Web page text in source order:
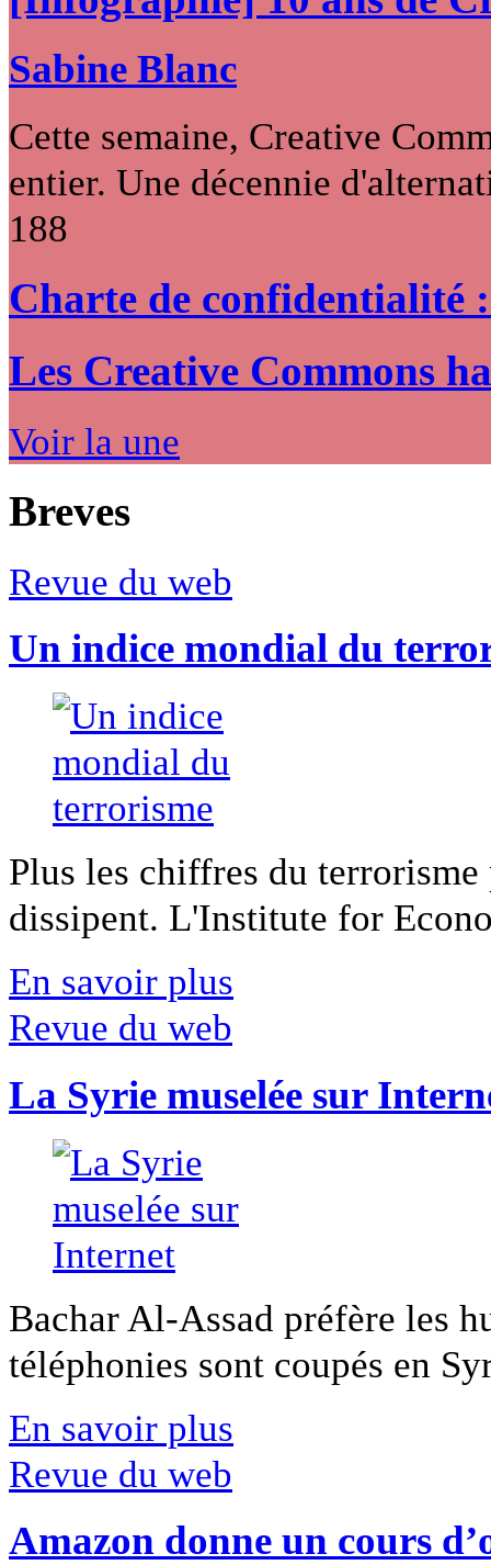
Sabine Blanc
Cette semaine, Creative
entier. Une décennie
188
Charte de confidentialité
Les Creative Commons
Voir la une
Breves
Revue du web
Un indice mondial du
Plus les chiffres du
dissipent. L'Institute for
En savoir plus
Revue du web
La Syrie muselée sur
Bachar Al-Assad préfère les
téléphonies sont coupés en
En savoir plus
Revue du web
Amazon donne un cours